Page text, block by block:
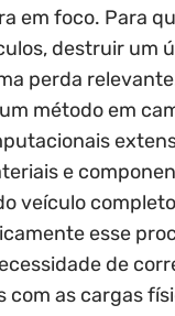
em foco. Para
destruir um
perda
método em
e
veículo
esse
de
com as cargas